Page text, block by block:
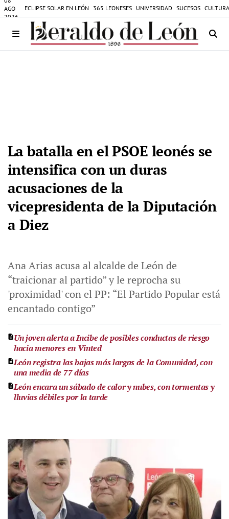
AGO
2026
ECLIPSE SOLAR EN LEÓN 365 LEONESES UNIVERSIDAD SUCESOS
La batalla en el PSOE leonés se
intensifica con un duras
acusaciones de la
vicepresidenta de la Diputación
a Diez
Ana Arias acusa al alcalde de León de
“traicionar al partido” y le reprocha su
'proximidad' con el PP: “El Partido Popular está
encantado contigo”
Un joven alerta a Incibe de posibles conductas de riesgo
hacia menores en Vinted
León registra las bajas más largas de la Comunidad, con
una media de 77 días
León encara un sábado de calor y nubes, con tormentas y
lluvias débiles por la tarde